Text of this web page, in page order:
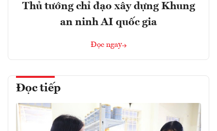
Thủ tướng chỉ đạo xây dựng Khung
an ninh AI quốc gia
Đọc ngay
Đọc tiếp